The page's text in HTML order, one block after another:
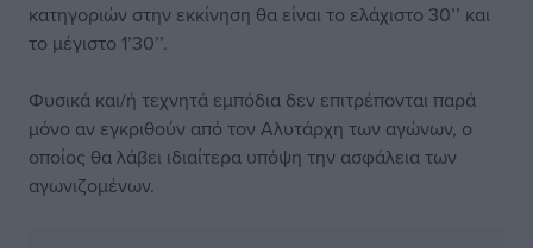
κατηγοριών στην εκκίνηση θα είναι το ελάχιστο 30’’ και
το μέγιστο 1’30’’.
Φυσικά και/ή τεχνητά εμπόδια δεν επιτρέπονται παρά
μόνο αν εγκριθούν από τον Αλυτάρχη των αγώνων, ο
οποίος θα λάβει ιδιαίτερα υπόψη την ασφάλεια των
αγωνιζομένων.